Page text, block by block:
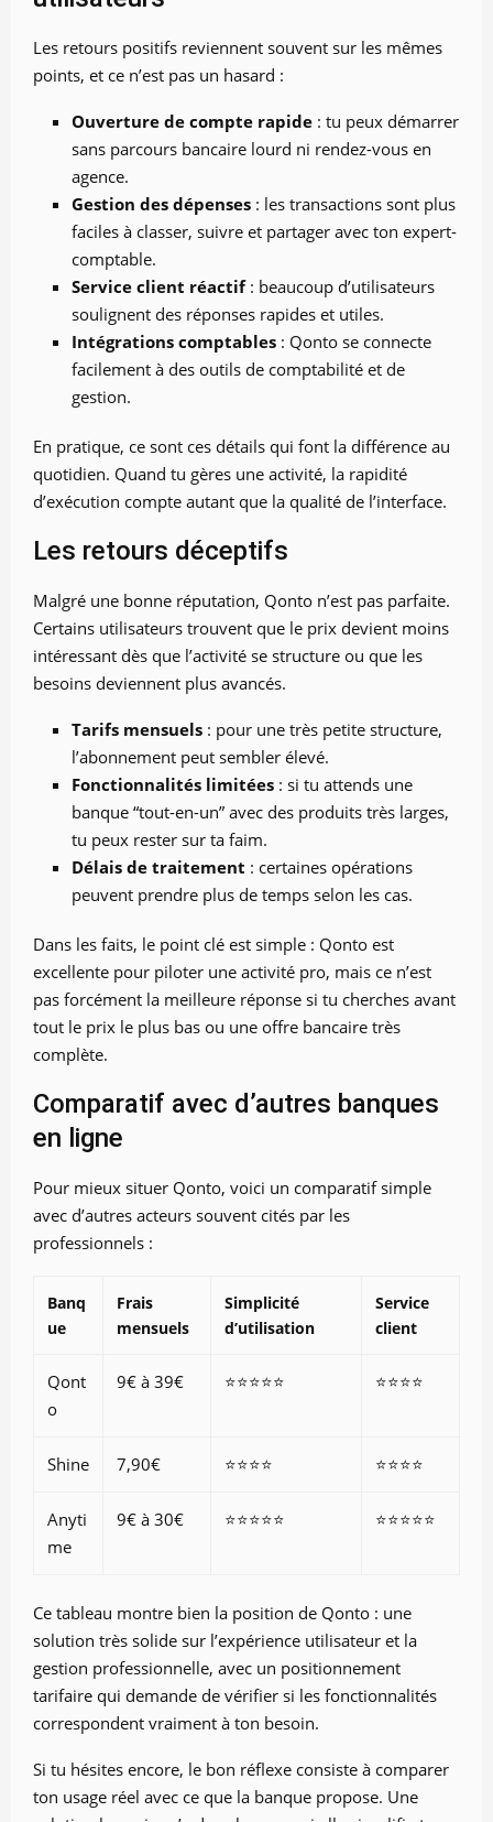
Les retours positifs reviennent souvent sur les mêmes
points, et ce n’est pas un hasard :
Ouverture de compte rapide : tu peux démarrer
sans parcours bancaire lourd ni rendez-vous en
agence.
Gestion des dépenses : les transactions sont plus
faciles à classer, suivre et partager avec ton expert-
comptable.
Service client réactif: beaucoup d’utilisateurs
soulignent des réponses rapides et utiles.
Intégrations comptables : Qonto se connecte
facilement à des outils de comptabilité et de
gestion.
En pratique, ce sont ces détails qui font la différence au
quotidien. Quand tu gères une activité, la rapidité
d’exécution compte autant que la qualité de l’interface.
Les retours déceptifs
Malgré une bonne réputation, Qonto n’est pas parfaite.
Certains utilisateurs trouvent que le prix devient moins
intéressant dès que l’activité se structure ou que les
besoins deviennent plus avancés.
Tarifs mensuels : pour une très petite structure,
l’abonnement peut sembler élevé.
Fonctionnalités limitées : si tu attends une
banque “tout-en-un” avec des produits très larges,
tu peux rester sur ta faim.
Délais de traitement : certaines opérations
peuvent prendre plus de temps selon les cas.
Dans les faits, le point clé est simple : Qonto est
excellente pour piloter une activité pro, mais ce n’est
pas forcément la meilleure réponse si tu cherches avant
tout le prix le plus bas ou une offre bancaire très
complète.
Comparatif avec d’autres banques
en ligne
Pour mieux situer Qonto, voici un comparatif simple
avec d’autres acteurs souvent cités par les
professionnels :
Banq
ue
Frais
mensuels
Simplicité
d’utilisation
Service
client
Qont
o
9€ à 39€ ⭐⭐⭐⭐⭐ ⭐⭐⭐⭐
Shine 7,90€ ⭐⭐⭐⭐ ⭐⭐⭐⭐
Anyti
me
9€ à 30€ ⭐⭐⭐⭐⭐ ⭐⭐⭐⭐⭐
Ce tableau montre bien la position de Qonto : une
solution très solide sur l’expérience utilisateur et la
gestion professionnelle, avec un positionnement
tarifaire qui demande de vérifier si les fonctionnalités
correspondent vraiment à ton besoin.
Si tu hésites encore, le bon réflexe consiste à comparer
ton usage réel avec ce que la banque propose. Une